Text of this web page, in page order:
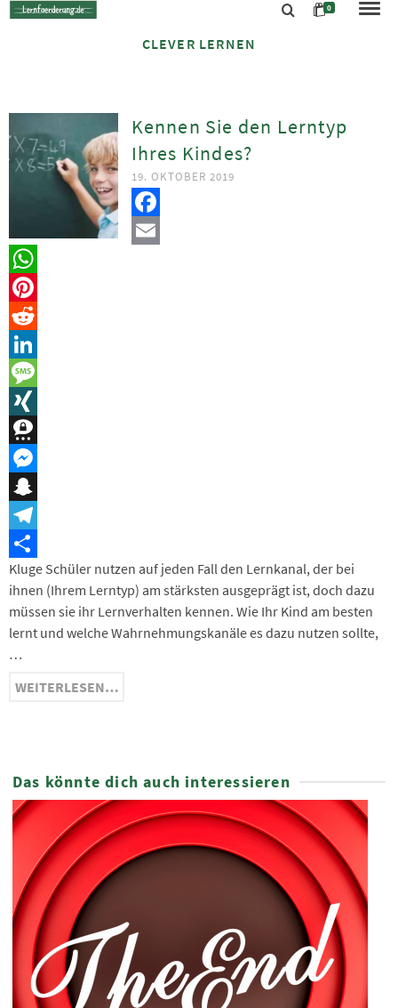
0
CLEVER LERNEN
Kennen Sie den Lerntyp
Ihres Kindes?
19. OKTOBER 2019
Facebook
Email
WhatsApp
Pinterest
Reddit
LinkedIn
Message
XING
Threema
Messenger
Snapchat
Telegram
Teilen
Kluge Schüler nutzen auf jeden Fall den Lernkanal, der bei
ihnen (Ihrem Lerntyp) am stärksten ausgeprägt ist, doch dazu
müssen sie ihr Lernverhalten kennen. Wie Ihr Kind am besten
lernt und welche Wahrnehmungskanäle es dazu nutzen sollte,
…
WEITERLESEN…
Das könnte dich auch interessieren